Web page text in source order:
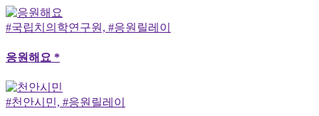
#국립치의학연구원, #응원릴레이
응원해요 *
#천안시민, #응원릴레이